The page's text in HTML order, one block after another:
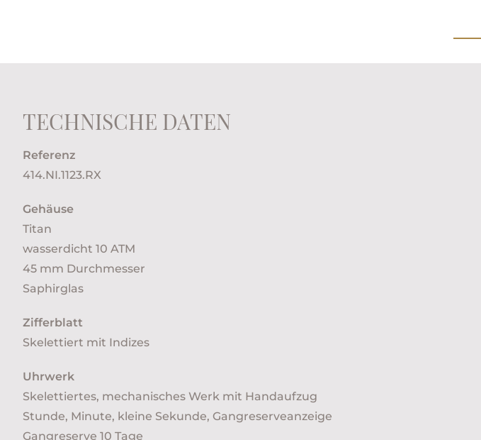
TECHNISCHE DATEN
Referenz
414.NI.1123.RX
Gehäuse
Titan
wasserdicht 10 ATM
45 mm Durchmesser
Saphirglas
Zifferblatt
Skelettiert mit Indizes
Uhrwerk
Skelettiertes, mechanisches Werk mit Handaufzug
Stunde, Minute, kleine Sekunde, Gangreserveanzeige
Gangreserve 10 Tage